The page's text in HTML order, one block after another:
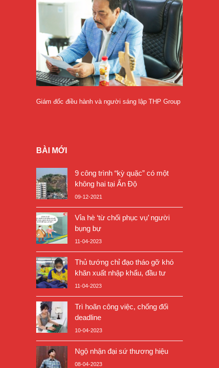
Giám đốc điều hành và người sáng lập THP Group
BÀI MỚI
9 công trình “kỳ quặc” có một
không hai tại Ấn Độ
09-12-2021
Vỉa hè ‘từ chối phục vụ’ người
bụng bự
11-04-2023
Thủ tướng chỉ đạo tháo gỡ khó
khăn xuất nhập khẩu, đầu tư
11-04-2023
Trì hoãn công việc, chống đối
deadline
10-04-2023
Ngộ nhận đại sứ thương hiệu
08-04-2023